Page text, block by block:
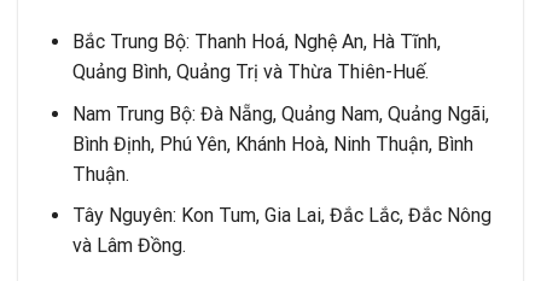
Bắc Trung Bộ: Thanh Hoá, Nghệ An, Hà Tĩnh,
Quảng Bình, Quảng Trị và Thừa Thiên-Huế.
Nam Trung Bộ: Đà Nẵng, Quảng Nam, Quảng Ngãi,
Bình Định, Phú Yên, Khánh Hoà, Ninh Thuận, Bình
Thuận.
Tây Nguyên: Kon Tum, Gia Lai, Đắc Lắc, Đắc Nông
và Lâm Đồng.